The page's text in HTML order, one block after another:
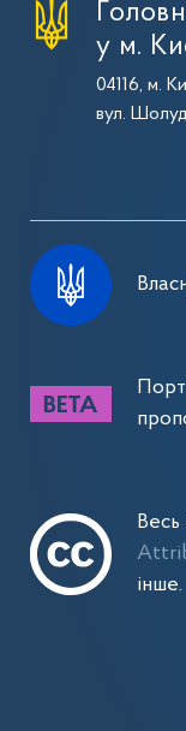
у м.
04116, м.
вул.
інше.